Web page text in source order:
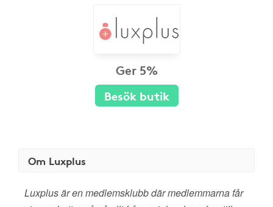
Ger 5%
Besök butik
Om Luxplus
Luxplus är en medlemsklubb där medlemmarna får